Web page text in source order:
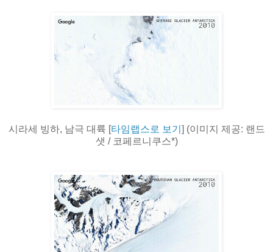
시라세 빙하, 남극 대륙 [타임랩스로 보기 ] (이미지 제공: 랜드
샛 / 코페르니쿠스*)